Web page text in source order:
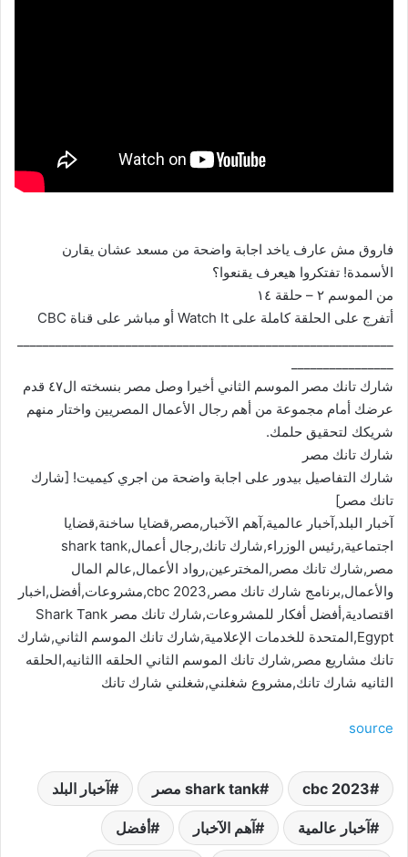
فاروق مش عارف ياخد اجابة واضحة من مسعد عشان يقارن
الأسمدة! تفتكروا هيعرف يقنعوا؟
من الموسم ٢ – حلقة ١٤
أتفرج على الحلقة كاملة على Watch It أو مباشر على قناة CBC
شارك تانك مصر الموسم الثاني أخيرا وصل مصر بنسخته ال٤٧ قدم
عرضك أمام مجموعة من أهم رجال الأعمال المصريين واختار منهم
شريكك لتحقيق حلمك.
شارك تانك مصر
شارك التفاصيل بيدور على اجابة واضحة من اجري كيميت! [شارك
تانك مصر]
آخبار البلد,آخبار عالمية,آهم الآخبار,مصر,قضايا ساخنة,قضايا
اجتماعية,رئيس الوزراء,شارك تانك,رجال أعمال,shark tank
مصر,شارك تانك مصر,المخترعين,رواد الأعمال,عالم المال
والأعمال,برنامج شارك تانك مصر,cbc 2023,مشروعات,أفضل,اخبار
اقتصادية,أفضل أفكار للمشروعات,شارك تانك مصر Shark Tank
Egypt,المتحدة للخدمات الإعلامية,شارك تانك الموسم الثاني,شارك
تانك مشاريع مصر,شارك تانك الموسم الثاني الحلقه االثانيه,الحلقه
الثانيه شارك تانك,مشروع شغلني,شغلني شارك تانك
source
cbc 2023 shark tank مصر آخبار البلد
آخبار عالمية آهم الآخبار أفضل